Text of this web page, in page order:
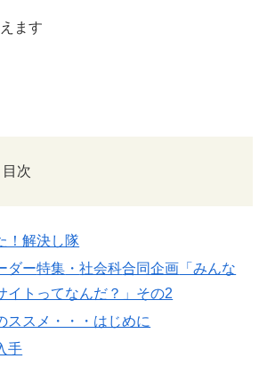
えます
次
！解決し隊
ダー特集 ・社会科合同企画 「みんな
イトってなんだ？」その2
ススメ・・・はじめに
手